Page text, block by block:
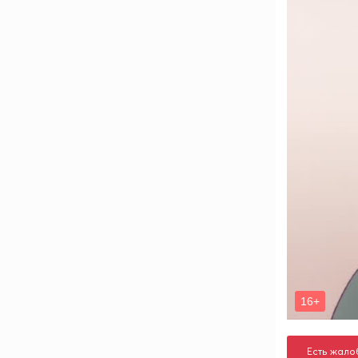
Есть